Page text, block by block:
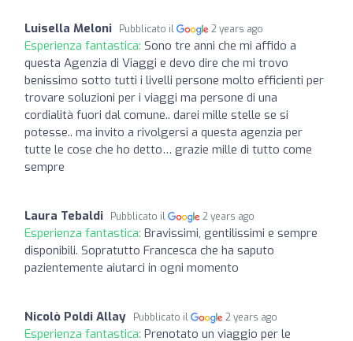
Luisella Meloni Pubblicato il 2 years ago
Esperienza fantastica: Sono tre anni che mi affido a
questa Agenzia di Viaggi e devo dire che mi trovo
benissimo sotto tutti i livelli persone molto efficienti per
trovare soluzioni per i viaggi ma persone di una
cordialità fuori dal comune.. darei mille stelle se si
potesse.. ma invito a rivolgersi a questa agenzia per
tutte le cose che ho detto… grazie mille di tutto come
sempre
Laura Tebaldi Pubblicato il 2 years ago
Esperienza fantastica: Bravissimi, gentilissimi e sempre
disponibili. Sopratutto Francesca che ha saputo
pazientemente aiutarci in ogni momento
Nicolò Poldi Allay Pubblicato il 2 years ago
Esperienza fantastica: Prenotato un viaggio per le